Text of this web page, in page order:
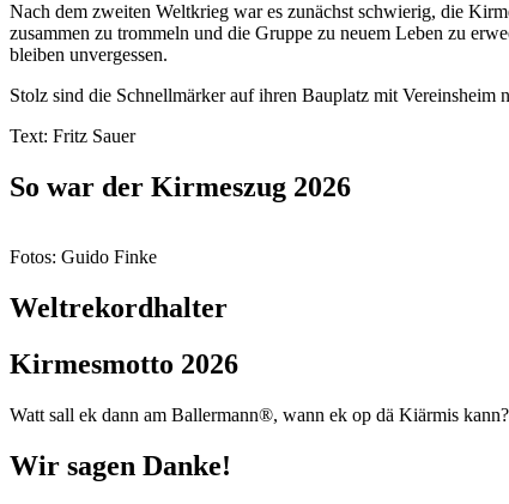
Nach dem zweiten Weltkrieg war es zunächst schwierig, die
zusammen zu trommeln und die Gruppe zu neuem Leben zu
bleiben unvergessen.
Stolz sind die Schnellmärker auf ihren Bauplatz mit Vereinsheim
Text: Fritz Sauer
So war der Kirmeszug 2026
Fotos: Guido Finke
Weltrekordhalter
Kirmesmotto 2026
Watt sall ek dann am Ballermann®, wann ek op dä Kiärmis kann?
Wir sagen Danke!